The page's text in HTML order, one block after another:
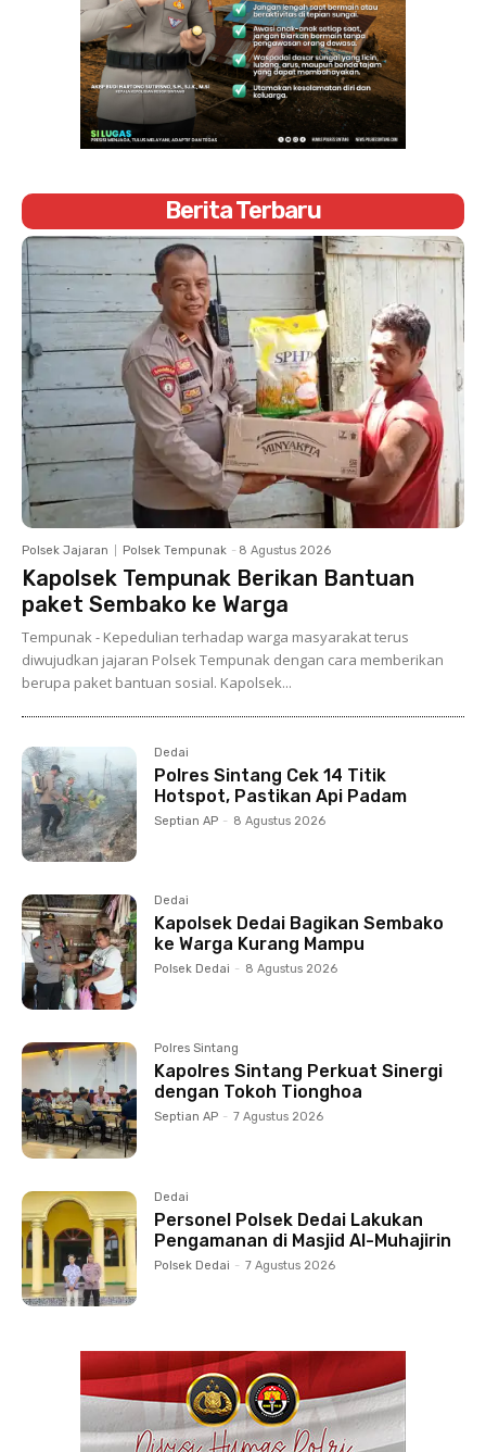
Berita Terbaru
Polsek Jajaran Polsek Tempunak - 8 Agustus 2026
Kapolsek Tempunak Berikan Bantuan
paket Sembako ke Warga
Tempunak - Kepedulian terhadap warga masyarakat terus
diwujudkan jajaran Polsek Tempunak dengan cara memberikan
berupa paket bantuan sosial. Kapolsek...
Dedai
Polres Sintang Cek 14 Titik
Hotspot, Pastikan Api Padam
Septian AP - 8 Agustus 2026
Dedai
Kapolsek Dedai Bagikan Sembako
ke Warga Kurang Mampu
Polsek Dedai - 8 Agustus 2026
Polres Sintang
Kapolres Sintang Perkuat Sinergi
dengan Tokoh Tionghoa
Septian AP - 7 Agustus 2026
Dedai
Personel Polsek Dedai Lakukan
Pengamanan di Masjid Al-Muhajirin
Polsek Dedai - 7 Agustus 2026